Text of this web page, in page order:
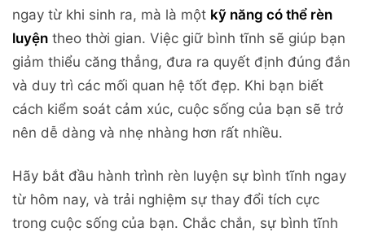
ngay từ khi sinh ra, mà là một kỹ năng có thể rèn
luyện theo thời gian. Việc giữ bình tĩnh sẽ giúp bạn
giảm thiểu căng thẳng, đưa ra quyết định đúng đắn
và duy trì các mối quan hệ tốt đẹp. Khi bạn biết
cách kiểm soát cảm xúc, cuộc sống của bạn sẽ trở
nên dễ dàng và nhẹ nhàng hơn rất nhiều.
Hãy bắt đầu hành trình rèn luyện sự bình tĩnh ngay
từ hôm nay, và trải nghiệm sự thay đổi tích cực
trong cuộc sống của bạn. Chắc chắn, sự bình tĩnh